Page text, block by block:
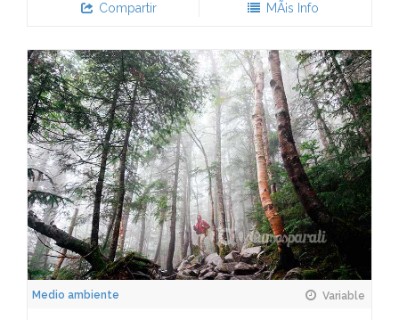
Compartir MÃ¡s Info
Medio ambiente Variable